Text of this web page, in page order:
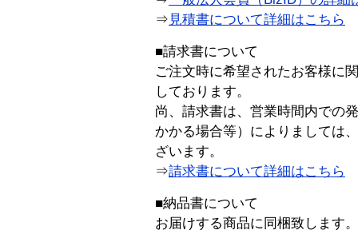
⇒ 見積書について詳細はこちら
■請求書について
ご注文時に希望されたお客様に
しております。
尚、請求書は、営業時間内での
かかる場合等）によりましては
ざいます。
⇒請求書について詳細はこちら
■納品書について
お届けする商品に同梱致します。